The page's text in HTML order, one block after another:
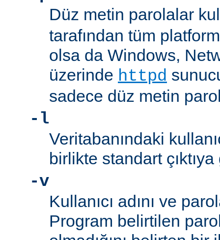
Düz metin parolalar
tarafından tüm
olsa da Windows,
üzerinde httpd
sadece düz metin
-l
Veritabanındaki
birlikte standart
-v
Kullanıcı adını ve
Program belirtilen